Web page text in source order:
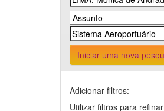
Iniciar uma nova
Adicionar filtros:
Utilizar filtros para